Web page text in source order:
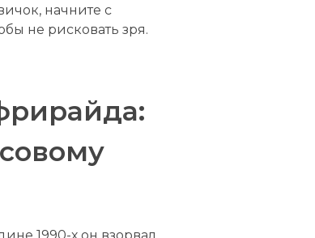
начните с
не рисковать зря.
1990-х он взорвал